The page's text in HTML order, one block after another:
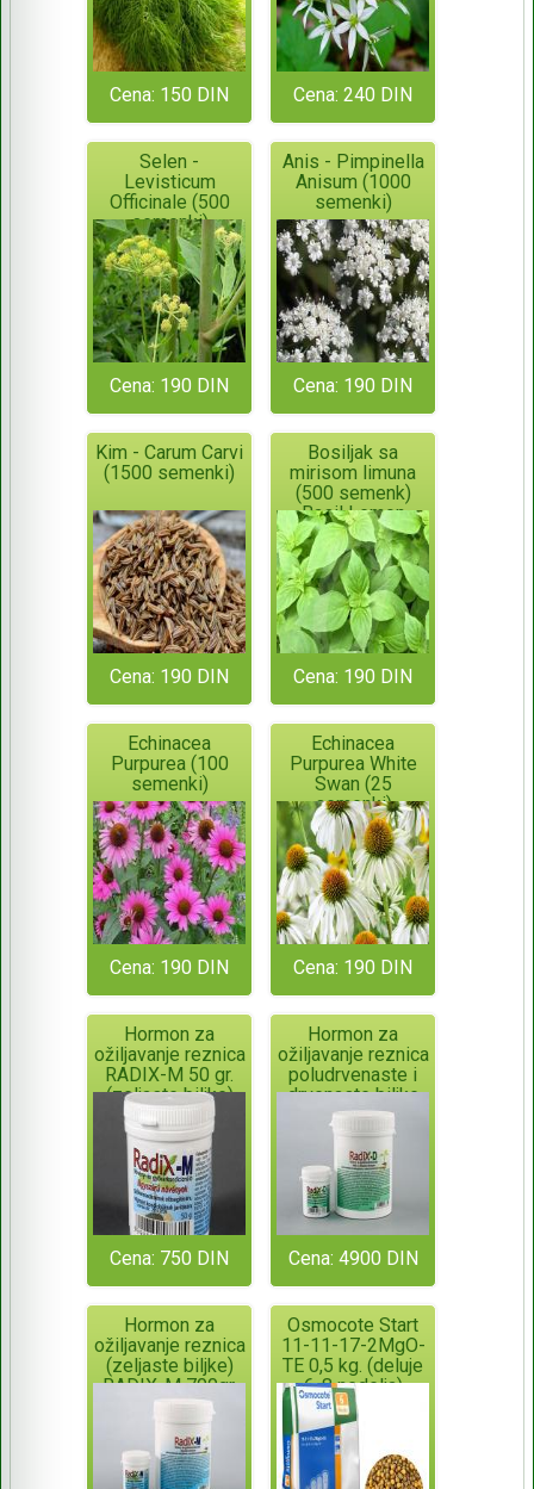
Cena: 150 DIN Cena: 240 DIN
Selen -
Levisticum
Officinale (500
semenki)
Cena: 190 DIN
Anis - Pimpinella
Anisum (1000
semenki)
Cena: 190 DIN
Kim - Carum Carvi
(1500 semenki)
Cena: 190 DIN
Bosiljak sa
mirisom limuna
(500 semenk)
Basil Lemon
Cena: 190 DIN
Echinacea
Purpurea (100
semenki)
Cena: 190 DIN
Echinacea
Purpurea White
Swan (25
semenki)
Cena: 190 DIN
Hormon za
ožiljavanje reznica
RADIX-M 50 gr.
(zeljaste biljke)
ORIGINALNO
PAKOVANJE!
Cena: 750 DIN
Hormon za
ožiljavanje reznica
poludrvenaste i
drvenaste biljke
RADIX-D 700gr.
ORIGINALNO
PAKOVANJE!
Cena: 4900 DIN
Hormon za
ožiljavanje reznica
(zeljaste biljke)
RADIX-M 700gr.
ORIGINALNO
PAKOVANJE!
Osmocote Start
11-11-17-2MgO-
TE 0,5 kg. (deluje
6-8 nedelja)